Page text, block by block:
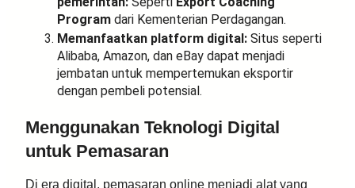
Program dari Kementerian Perdagangan.
Memanfaatkan platform digital: Situs seperti
Alibaba, Amazon, dan eBay dapat menjadi
jembatan untuk mempertemukan eksportir
dengan pembeli potensial.
Menggunakan Teknologi Digital
untuk Pemasaran
Di era digital, pemasaran online menjadi alat yang